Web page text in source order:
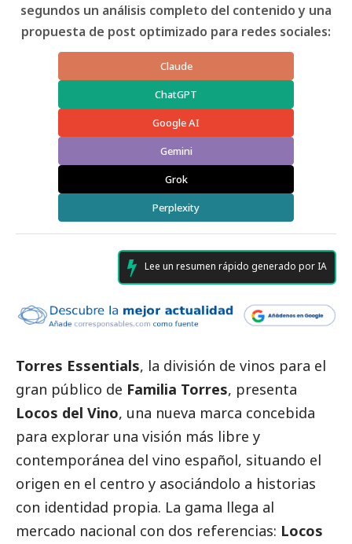
segundos un análisis completo del contenido y una
propuesta de post optimizado para redes sociales:
Claude
ChatGPT
Google AI
Gemini
Grok
Perplexity
Lee un resumen rápido generado por IA
Torres Essentials, la división de vinos para el
gran público de Familia Torres, presenta
Locos del Vino, una nueva marca concebida
para explorar una visión más libre y
contemporánea del vino español, situando el
origen en el centro y asociándolo a historias
con identidad propia. La gama llega al
mercado nacional con dos referencias: Locos